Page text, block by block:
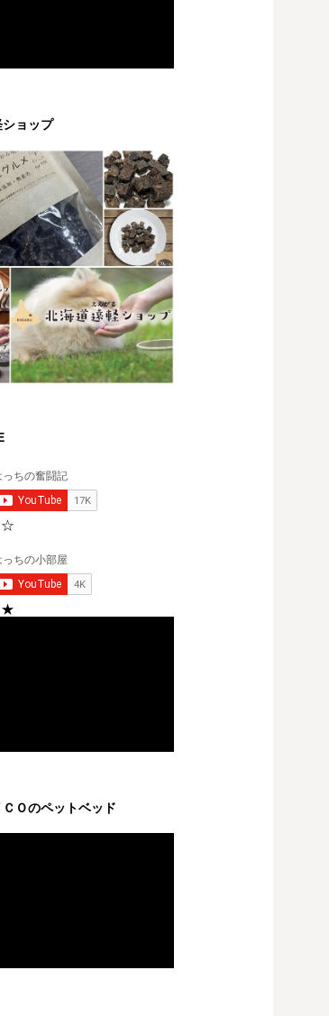
ョップ
ＣＯのペットベッド